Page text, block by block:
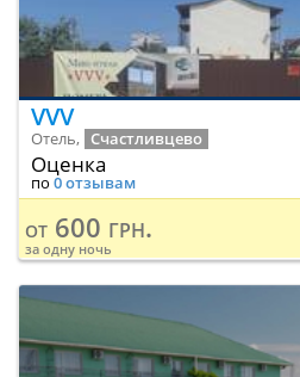
VVV
Отель, Счастливцево
Оценка
по 0 отзывам
от 600 грн.
за одну ночь